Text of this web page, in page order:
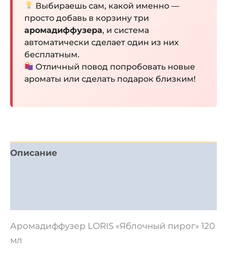
Выбираешь сам, какой именно —
просто добавь в корзину три
аромадиффузера, и система
автоматически сделает один из них
бесплатным.
Отличный повод попробовать новые
ароматы или сделать подарок близким!
Описание
Аромадиффузер LORIS «Яблочный пирог» 120
мл